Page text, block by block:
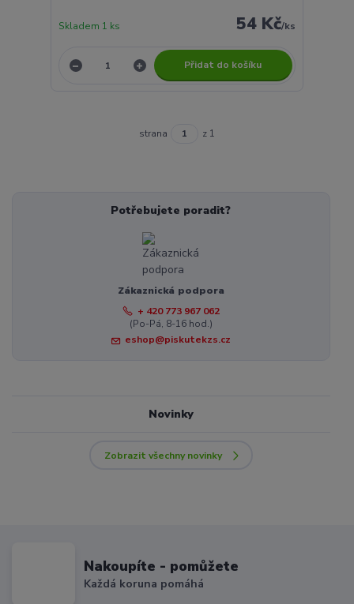
54 Kč/ks
Skladem 1 ks
Přidat do košíku
strana z 1
Potřebujete poradit?
Zákaznická podpora
+ 420 773 967 062
(Po-Pá, 8-16 hod.)
eshop@piskutekzs.cz
Novinky
Zobrazit všechny novinky
Nakoupíte - pomůžete
Každá koruna pomáhá